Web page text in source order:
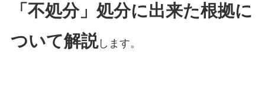
「不処分」処分に出来た根拠に
ついて解説します。